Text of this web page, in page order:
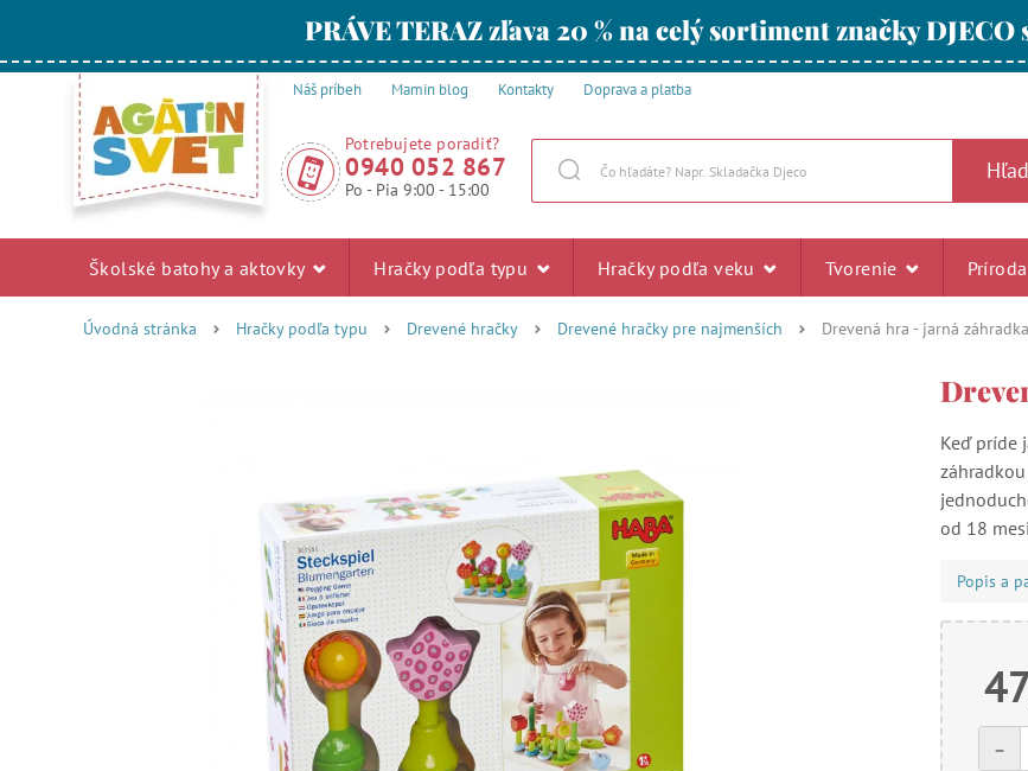
PRÁVE TERAZ zľava 20 % na celý sortiment značky
Náš príbeh Mamin blog Kontakty Doprava a platba
Potrebujete poradiť?
0940 052 867
Po - Pia 9:00 - 15:00
Školské batohy a aktovky Hračky podľa typu Hračky podľa veku Tvorenie
Úvodná stránka Hračky podľa typu Drevené hračky Drevené hračky pre najmenších Drevená hra - jarná záhradka
Keď príde
od 18
Popis a
-